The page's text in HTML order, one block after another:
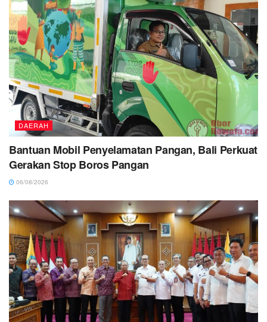
DAERAH
Bantuan Mobil Penyelamatan Pangan, Bali Perkuat
Gerakan Stop Boros Pangan
06/08/2026